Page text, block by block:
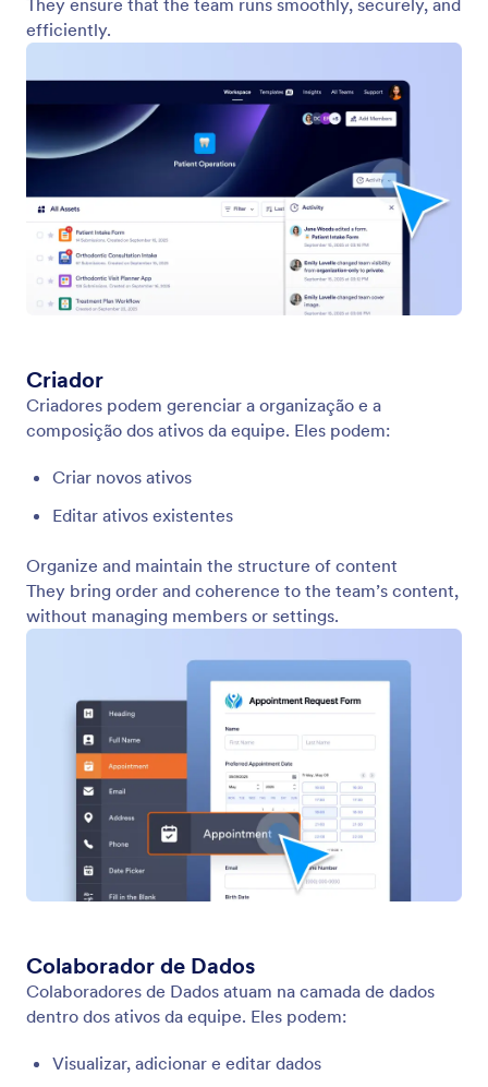
colaborativa. Defina diferentes funções e
permissões para manter o controle sobre seus
com funções claramente definidas. As funções de
equipe determinam o que cada pessoa pode fazer
dentro de um espaço de trabalho de equipe
permaneça organizada, segura e eficiente.
Rótulos
Rótulos ajudam as equipes a organizar ativos dentro
de um espaço de trabalho compartilhado com
clareza, consistência e flexibilidade. Os rótulos
funcionam como marcadores de categorização
compartilhados, permitindo que todos na equipe